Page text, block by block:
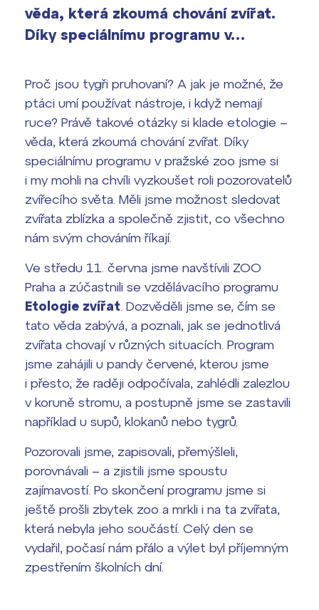
Výsledky 1. kola přijímacího řízení
2026/2027
Europass
FOCUSing
Zahraniční stipendia
ČAG studentský
Maturitní témata
Pomoc! Mám problém!
Harmonogram školního roku
Termíny maturit
Office 365
věda, která zkoumá chování zvířat.
Díky speciálnímu programu v…
Proč jsou tygři pruhovaní? A jak je možné, že
ptáci umí používat nástroje, i když nemají
ruce? Právě takové otázky si klade etologie –
věda, která zkoumá chování zvířat. Díky
speciálnímu programu v pražské zoo jsme si
i my mohli na chvíli vyzkoušet roli pozorovatelů
zvířecího světa. Měli jsme možnost sledovat
zvířata zblízka a společně zjistit, co všechno
nám svým chováním říkají.
Ve středu 11. června jsme navštívili ZOO
Praha a zúčastnili se vzdělávacího programu
Etologie zvířat . Dozvěděli jsme se, čím se
tato věda zabývá, a poznali, jak se jednotlivá
zvířata chovají v různých situacích. Program
jsme zahájili u pandy červené, kterou jsme
i přesto, že raději odpočívala, zahlédli zalezlou
v koruně stromu, a postupně jsme se zastavili
například u supů, klokanů nebo tygrů.
Pozorovali jsme, zapisovali, přemýšleli,
porovnávali – a zjistili jsme spoustu
zajímavostí. Po skončení programu jsme si
ještě prošli zbytek zoo a mrkli i na ta zvířata,
která nebyla jeho součástí. Celý den se
vydařil, počasí nám přálo a výlet byl příjemným
zpestřením školních dní.